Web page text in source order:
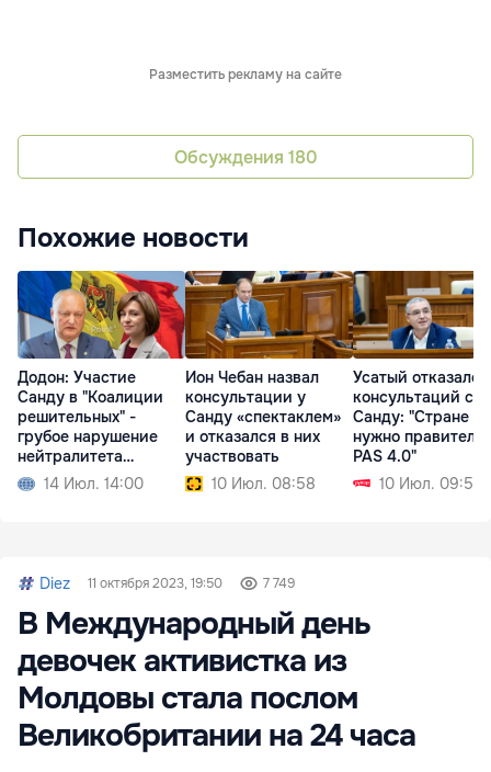
Разместить рекламу на сайте
Обсуждения 180
Похожие новости
Додон: Участие
Санду в "Коалиции
решительных" -
грубое нарушение
нейтралитета
Молдовы
14 Июл. 14:00
Ион Чебан назвал
консультации у
Санду «спектаклем»
и отказался в них
участвовать
10 Июл. 08:58
Усатый
консультаций с
Санду: "Стране не
нужно
PAS 4.0"
10 Июл. 09:50
Diez 11 октября 2023, 19:50 7 749
В Международный день
девочек активистка из
Молдовы стала послом
Великобритании на 24 часа